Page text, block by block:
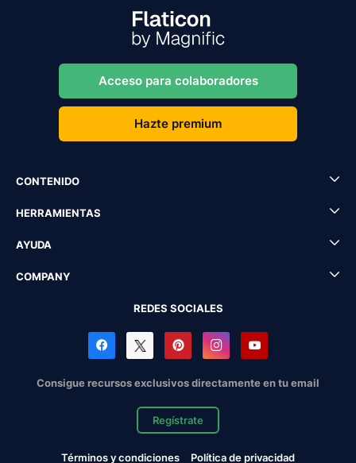
Acceso para colaboradores
Hazte premium
CONTENIDO
HERRAMIENTAS
AYUDA
COMPANY
REDES SOCIALES
Consigue recursos exclusivos directamente en tu email
Regístrate
Términos y condiciones Política de privacidad